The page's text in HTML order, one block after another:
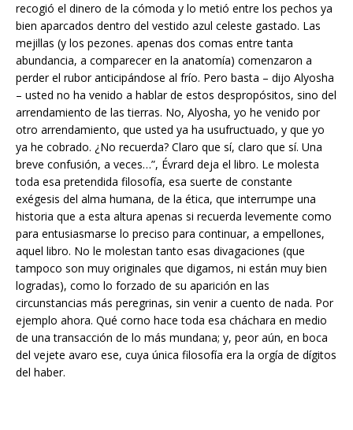
recogió el dinero de la cómoda y lo metió entre los pechos ya
bien aparcados dentro del vestido azul celeste gastado. Las
mejillas (y los pezones. apenas dos comas entre tanta
abundancia, a comparecer en la anatomía) comenzaron a
perder el rubor anticipándose al frío. Pero basta – dijo Alyosha
– usted no ha venido a hablar de estos despropósitos, sino del
arrendamiento de las tierras. No, Alyosha, yo he venido por
otro arrendamiento, que usted ya ha usufructuado, y que yo
ya he cobrado. ¿No recuerda? Claro que sí, claro que sí. Una
breve confusión, a veces…”, Évrard deja el libro. Le molesta
toda esa pretendida filosofía, esa suerte de constante
exégesis del alma humana, de la ética, que interrumpe una
historia que a esta altura apenas si recuerda levemente como
para entusiasmarse lo preciso para continuar, a empellones,
aquel libro. No le molestan tanto esas divagaciones (que
tampoco son muy originales que digamos, ni están muy bien
logradas), como lo forzado de su aparición en las
circunstancias más peregrinas, sin venir a cuento de nada. Por
ejemplo ahora. Qué corno hace toda esa cháchara en medio
de una transacción de lo más mundana; y, peor aún, en boca
del vejete avaro ese, cuya única filosofía era la orgía de dígitos
del haber.